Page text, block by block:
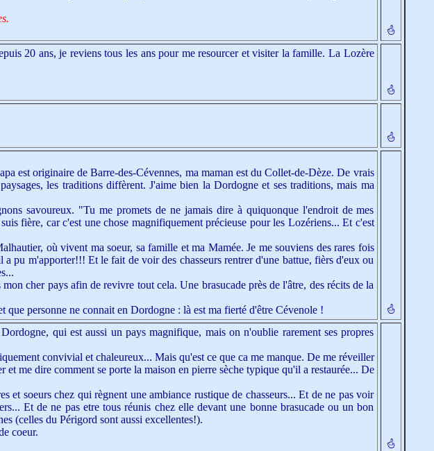
20 ans, je reviens tous les ans pour me resourcer et visiter la famille. La Lozère
est originaire de Barre-des-Cévennes, ma maman est du Collet-de-Dèze. De vrais
les traditions diffèrent. J'aime bien la Dordogne et ses traditions, mais ma
savoureux. "Tu me promets de ne jamais dire à quiquonque l'endroit de mes
fière, car c'est une chose magnifiquement précieuse pour les Lozériens... Et c'est
où vivent ma soeur, sa famille et ma Mamée. Je me souviens des rares fois
pu m'apporter!!! Et le fait de voir des chasseurs rentrer d'une battue, fièrs d'eux ou
cher pays afin de revivre tout cela. Une brasucade près de l'âtre, des récits de la
personne ne connait en Dordogne : là est ma fierté d'être Cévenole !
qui est aussi un pays magnifique, mais on n'oublie rarement ses propres
convivial et chaleureux... Mais qu'est ce que ca me manque. De me réveiller
me dire comment se porte la maison en pierre sèche typique qu'il a restaurée... De
soeurs chez qui règnent une ambiance rustique de chasseurs... Et de ne pas voir
Et de ne pas etre tous réunis chez elle devant une bonne brasucade ou un bon
(celles du Périgord sont aussi excellentes!).
coeur.